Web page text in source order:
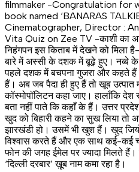
filmmaker -Congratulation for
book named ‘BANARAS
Cinematographer, Director :
Vita Quiz on Zee TV -काशी का
निहंगपन इस किताब में देखने को मिला
बारे में अस्सी के दशक में बूढ़े हुए। नब्बे
पहले दशक में बचपना गुजरा और कहते हैं
हैं। अब जब पैदा ही हुए हैं तो खूब उत्पात
कॉस्मोपॉलिटन कहा जाए। हालाँकि
बता नहीं पाते कि कहाँ के हैं। उत्तर
खुद को बिहारी कहने का सुख लिया तो
झारखंडी हो। उसमें भी खुश हैं। खुद
विश्वास करते हैं और एक साथ कई-कई
फोन की जगह ईमेल पर ज्यादा मिलते हैं।
‘दिल्ली दरबार’ ख़ूब नाम कमा रहा है।